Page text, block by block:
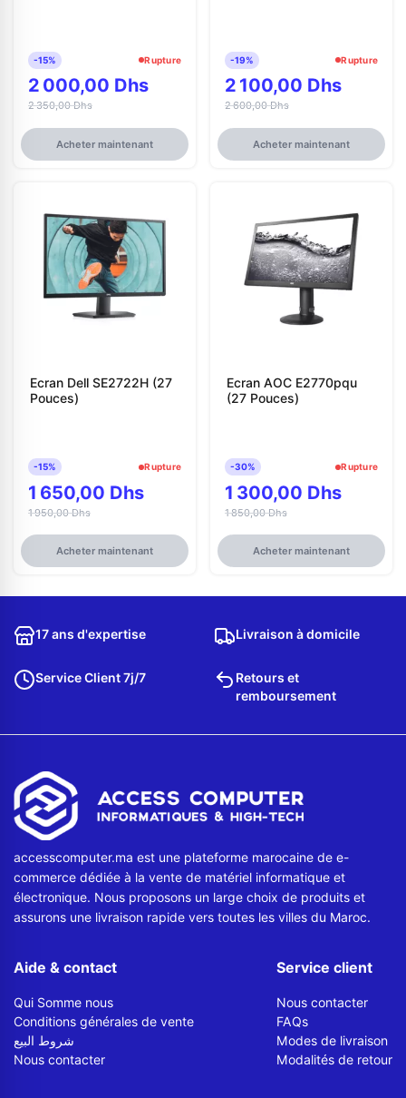
-15% Rupture
2 000,00 Dhs
2 350,00 Dhs
Acheter maintenant
-19% Rupture
2 100,00 Dhs
2 600,00 Dhs
Acheter maintenant
Ecran Dell SE2722H (27
Pouces)
-15% Rupture
1 650,00 Dhs
1 950,00 Dhs
Acheter maintenant
Ecran AOC E2770pqu
(27 Pouces)
-30% Rupture
1 300,00 Dhs
1 850,00 Dhs
Acheter maintenant
17 ans d'expertise Livraison à domicile
Service Client 7j/7
Retours et
remboursement
accesscomputer.ma est une plateforme marocaine de e-
commerce dédiée à la vente de matériel informatique et
électronique. Nous proposons un large choix de produits et
assurons une livraison rapide vers toutes les villes du Maroc.
Aide & contact
Qui Somme nous
Conditions générales de vente
شروط البيع
Nous contacter
Service client
Nous contacter
FAQs
Modes de livraison
Modalités de retour